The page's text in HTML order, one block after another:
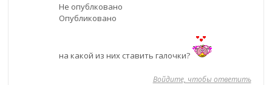
Не опублковано
Опубликовано
на какой из них ставить галочки?
Войдите, чтобы ответить